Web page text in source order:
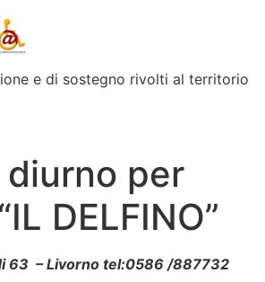
e di sostegno rivolti al territorio
per
DELFINO”
63 –Livorno tel:0586 /887732